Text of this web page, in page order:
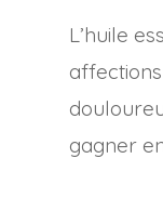
L’huile
gagner